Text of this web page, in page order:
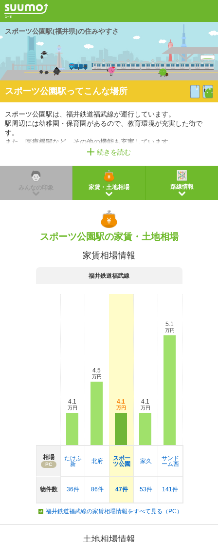
スポーツ公園駅(福井県)の住みやすさ
スポーツ公園駅ってこんな場所
スポーツ公園駅は、福井鉄道福武線が運行しています。
駅周辺には幼稚園・保育園があるので、教育環境が充実した街で
す。
また、医療機関など、その他の機能も充実しています。
※経路情報、所要時間情報は平日・日中の標準的な所要時間での乗り換え経路を採用していま
続きを読む
みんなの印象 家賃・土地相場 路線情報
スポーツ公園駅の家賃・土地相場
家賃相場情報
福井鉄道福武線
相場
PC
物件数
4.1
万円
たけふ
新
36件
4.5
万円
北府
86件
4.1
万円
スポー
ツ公園
47件
4.1
万円
家久
53件
5.1
万円
サンド
ーム西
141件
福井鉄道福武線の家賃相場情報をすべて見る（PC）
土地相場情報